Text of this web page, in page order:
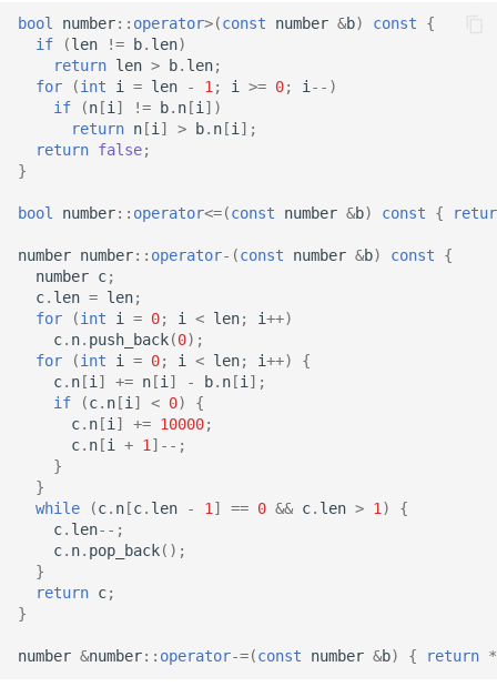
bool number:: operator>(const number &b) const
{
if
(len != b. len)
return len > b. len;
for
(int i = len - 1 ; i >= 0; i -- )
if
(n [i ] != b. n [i ])
return n [i ] > b. n [i ];
return false;
}
bool number:: operator<=(const number &b) const {
number number:: operator- (const number &b) const
{
number c;
c. len = len;
for
(int i = 0; i < len; i++)
c. n. push_back(0);
for
(int i = 0; i < len; i++)
{
c. n [i ] += n [i ] - b. n [i ];
if
(c. n [i ] < 0)
{
c. n [i ] += 10000;
c. n [i + 1 ] -- ;
}
}
while
(c. n [c. len - 1 ] == 0 && c. len > 1 )
{
c. len-- ;
c. n. pop_back();
}
return c;
}
number &number:: operator-=(const number &b) { return *